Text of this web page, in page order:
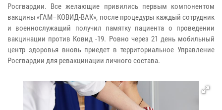
Росгвардии. Все желающие привились первым компонентом
вакцины «ГАМ–КОВИД-ВАК», после процедуры каждый сотрудник
и военнослужащий получил памятку пациента о проведении
вакцинации против Ковид -19. Ровно через 21 день мобильный
центр здоровья вновь приедет в территориальное Управление
Росгвардии для ревакцинации личного состава.